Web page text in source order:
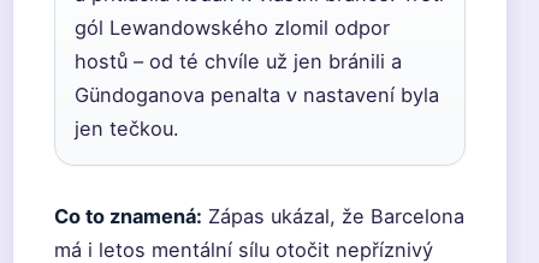
gól Lewandowského zlomil odpor
hostů – od té chvíle už jen bránili a
Gündoganova penalta v nastavení byla
jen tečkou.
Co to znamená: Zápas ukázal, že Barcelona
má i letos mentální sílu otočit nepříznivý